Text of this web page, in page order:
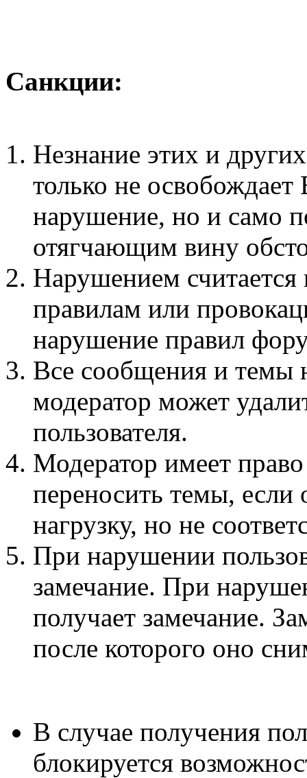
Санкции:
Незнание этих и
только не освобождает
нарушение, но и само
отягчающим вину
Нарушением считается
правилам или
нарушение правил
Все сообщения и темы
модератор может
пользователя.
Модератор имеет
переносить темы,
нагрузку, но не
При нарушении
замечание. При
получает замечание.
после которого оно
В случае получения
блокируется